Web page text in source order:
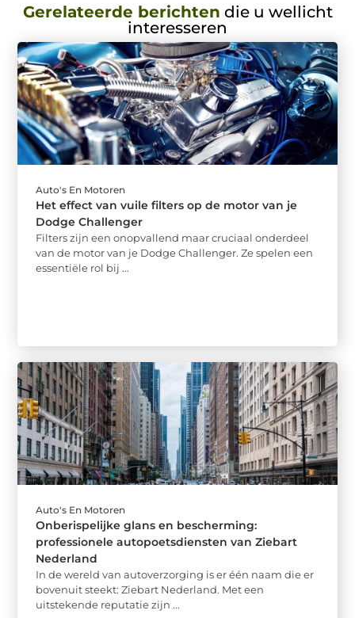
Gerelateerde berichten die u wellicht
interesseren
Auto's En Motoren
Het effect van vuile filters op de motor van je
Dodge Challenger
Filters zijn een onopvallend maar cruciaal onderdeel
van de motor van je Dodge Challenger. Ze spelen een
essentiële rol bij ...
Auto's En Motoren
Onberispelijke glans en bescherming:
professionele autopoetsdiensten van Ziebart
Nederland
In de wereld van autoverzorging is er één naam die er
bovenuit steekt: Ziebart Nederland. Met een
uitstekende reputatie zijn ...